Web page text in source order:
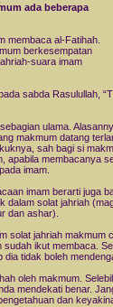
ada beberapa
membaca al-Fatihah.
berkesempatan
suara imam
sabda Rasulullah,
ulama.
makmum datang
sah bagi si
apabila membacanya
imam.
imam berarti juga
dalam solat jahriah
dan ashar).
solat jahriah
ikut membaca.
tidak boleh
oleh makmum.
mendekati benar.
dan